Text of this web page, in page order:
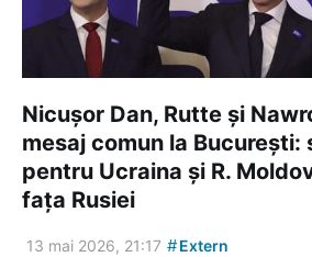
Nicușor Dan, Rutte și
mesaj comun la București:
pentru Ucraina și R.
fața Rusiei
13 mai 2026, 21:17 #Extern